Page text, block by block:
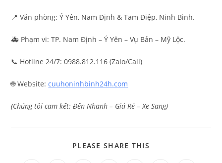
📍 Văn phòng: Ý Yên, Nam Định & Tam Điệp, Ninh Bình.
🚑 Phạm vi: TP. Nam Định – Ý Yên – Vụ Bản – Mỹ Lộc.
📞 Hotline 24/7: 0988.812.116 (Zalo/Call)
🌐 Website:cuuhoninhbinh24h.com
(Chúng tôi cam kết: Đến Nhanh – Giá Rẻ – Xe Sang)
PLEASE SHARE THIS